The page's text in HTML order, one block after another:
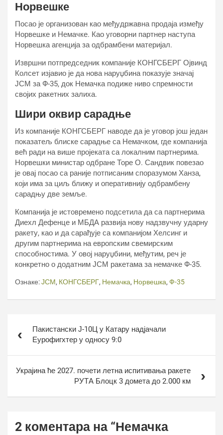
Норвешке
Посао је организован као међудржавна продаја између
Норвешке и Немачке. Као уговорни партнер наступа
Норвешка агенција за одбрамбени материјал.
Извршни потпредседник компаније КОНГСБЕРГ Ојвинд
Колсет изјавио је да нова наруџбина показује значај
ЈСМ за Ф-35, док Немачка подиже ниво спремности
својих ракетних залиха.
Шири оквир сарадње
Из компаније КОНГСБЕРГ наводе да је уговор још један
показатељ блиске сарадње са Немачком, где компанија
већ ради на више пројеката са локалним партнерима.
Норвешки министар одбране Торе О. Сандвик повезао
је овај посао са раније потписаним споразумом Ханза,
који има за циљ ближу и оперативнију одбрамбену
сарадњу две земље.
Компанија је истовремено подсетила да са партнерима
Диехл Дефенце и МБДА развија нову надзвучну ударну
ракету, као и да сарађује са компанијом Хелсинг и
другим партнерима на европским свемирским
способностима. У овој наруџбини, међутим, реч је
конкретно о додатним ЈСМ ракетама за немачке Ф-35.
Ознаке:ЈСМ, КОНГСБЕРГ, Немачка, Норвешка, Ф-35
чланкаПакистански Ј-10Ц у Катару надјачали
Еурофигхтер у односу 9:0
Украјина ће 2027. почети летна испитивања ракете
РУТА Блоцк 3 домета до 2.000 км
2 коментара на “Немачка